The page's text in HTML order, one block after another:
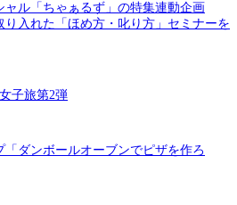
ャル「ちゃぁるず」の特集連動企画
り入れた「ほめ方・叱り方」セミナーを
子旅第2弾
ダンボールオーブンでピザを作ろ